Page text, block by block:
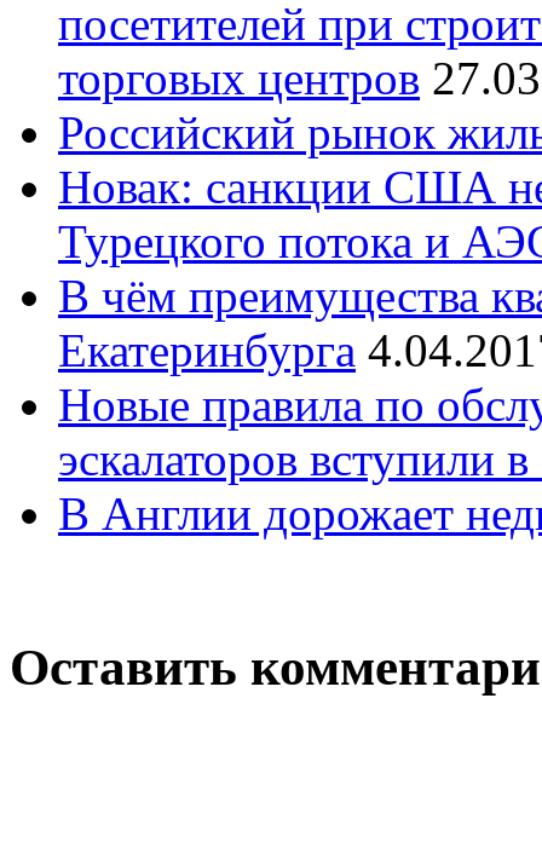
посетителей при
торговых центров
Российский рынок
Новак: санкции США
Турецкого потока и
В чём преимущества
Екатеринбурга
Новые правила по
эскалаторов вступили
В Англии дорожает
Оставить